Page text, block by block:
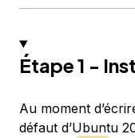
Étape 1 -
Au moment
défaut d’Ubuntu